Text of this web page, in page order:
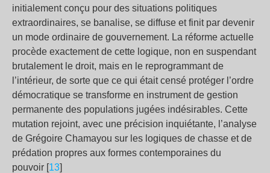
initialement conçu pour des situations politiques
extraordinaires, se banalise, se diffuse et finit par devenir
un mode ordinaire de gouvernement. La réforme actuelle
procède exactement de cette logique, non en suspendant
brutalement le droit, mais en le reprogrammant de
l’intérieur, de sorte que ce qui était censé protéger l’ordre
démocratique se transforme en instrument de gestion
permanente des populations jugées indésirables. Cette
mutation rejoint, avec une précision inquiétante, l’analyse
de Grégoire Chamayou sur les logiques de chasse et de
prédation propres aux formes contemporaines du
pouvoir [13]